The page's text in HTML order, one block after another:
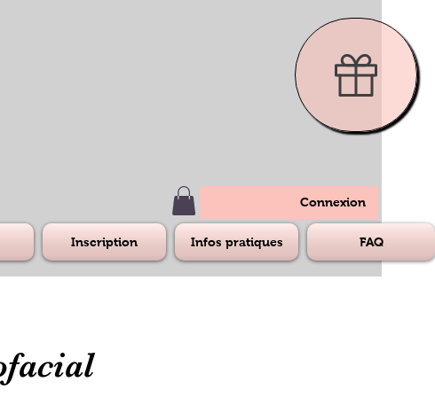
Connexion
Inscription Infos pratiques FAQ